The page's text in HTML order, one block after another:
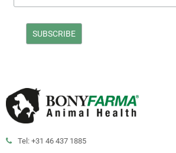
Tel: +31 46 437 1885